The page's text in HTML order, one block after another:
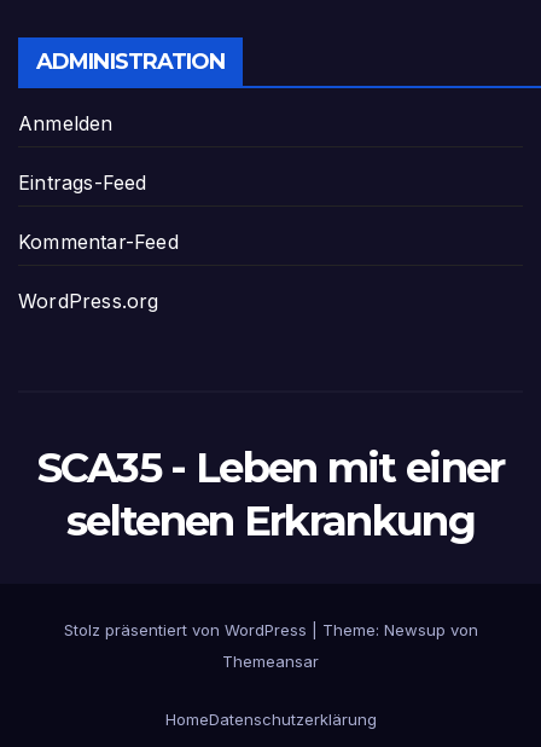
ADMINISTRATION
Anmelden
Eintrags-Feed
Kommentar-Feed
WordPress.org
SCA35 - Leben mit einer
seltenen Erkrankung
Stolz präsentiert von WordPress Theme: Newsup von
Themeansar
HomeDatenschutzerklärung